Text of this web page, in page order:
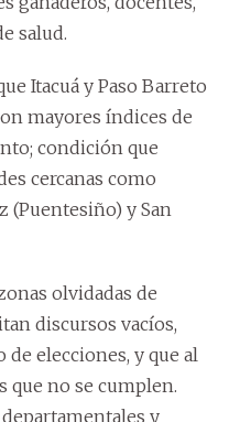
salud.
Itacuá y Paso Barreto
mayores índices de
condición que
cercanas como
(Puentesiño) y San
olvidadas de
discursos vacíos,
elecciones, y que al
que no se cumplen.
y